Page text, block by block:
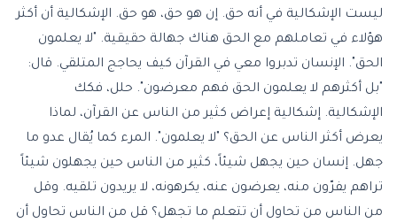
ليست الإشكالية في أنه حق. إن هو حق، هو حق. الإشكالية أن أكثر
هؤلاء في تعاملهم مع الحق هناك جهالة حقيقية. "لا يعلمون
الحق". الإنسان تدبروا معي في القرآن كيف يحاجج المتلقي. قال:
"بل أكثرهم لا يعلمون الحق فهم معرضون". حلل، فكك
الإشكالية. إشكالية إعراض كثير من الناس عن القرآن، لماذا
يعرض أكثر الناس عن الحق؟ "لا يعلمون". المرء كما يُقال عدو ما
جهل. إنسان حين يجهل شيئاً، كثير من الناس حين يجهلون شيئاً
تراهم يفرّون منه، يعرضون عنه، يكرهونه، لا يريدون تلقيه. وقل
من الناس من تحاول أن تتعلم ما تجهل؟ قل من الناس تحاول أن